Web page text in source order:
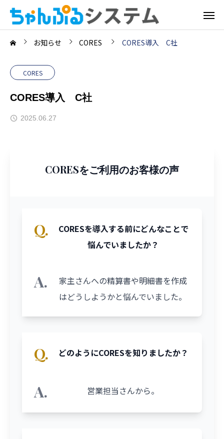
お知らせ CORES CORES導入 C社
CORES
CORES導入 C社
2025.06.27
CORESをご利用のお客様の声
Q.
CORESを導入する前にどんなことで
悩んでいましたか？
A.
家主さんへの精算書や明細書を作成
はどうしようかと悩んでいました。
Q. どのようにCORESを知りましたか？
A. 営業担当さんから。